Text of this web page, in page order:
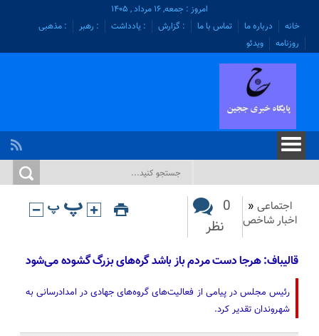
امروز : جمعه, ۱۶ مرداد , ۱۴۰۵
خانه
درباره ما تماس با ما : گزارش : یادداشت : رهبر
: مذهبی
روزنامه
ویدئو
اجتماعی «
اخبار شاخص
0
نظر
قالیباف: هرجا دست مردم باز باشد گره‌های بزرگ گشوده می‌شود
رئیس مجلس در پیامی از فعالیت‌های گروه‌های جهادی در امدادرسانی به
شهروندان تقدیر کرد.